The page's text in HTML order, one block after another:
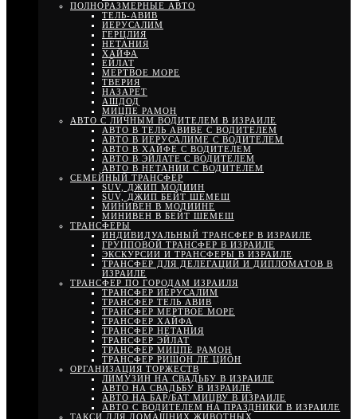
ПОЛНОРАЗМЕРНЫЕ АВТО
ТЕЛЬ-АВИВ
ИЕРУСАЛИМ
ГЕРЦЛИЯ
НЕТАНИЯ
ХАЙФА
ЕЙЛАТ
МЕРТВОЕ МОРЕ
ТВЕРИЯ
НАЗАРЕТ
АШДОД
МИЦПЕ РАМОН
АВТО С ЛИЧНЫМ ВОДИТЕЛЕМ В ИЗРАИЛЕ
АВТО В ТЕЛЬ АВИВЕ С ВОДИТЕЛЕМ
АВТО В ИЕРУСАЛИМЕ С ВОДИТЕЛЕМ
АВТО В ХАЙФЕ С ВОДИТЕЛЕМ
АВТО В ЭЙЛАТЕ С ВОДИТЕЛЕМ
АВТО В НЕТАНИИ С ВОДИТЕЛЕМ
СЕМЕЙНЫЙ ТРАНСФЕР
SUV, ДЖИП МОДИИН
SUV, ДЖИП БЕЙТ ШЕМЕШ
МИНИВЕН В МОДИИНЕ
МИНИВЕН В БЕЙТ ШЕМЕШ
ТРАНСФЕРЫ
ИНДИВИДУАЛЬНЫЙ ТРАНСФЕР В ИЗРАИЛЕ
ГРУППОВОЙ ТРАНСФЕР В ИЗРАИЛЕ
ЭКСКУРСИИ И ТРАНСФЕРЫ В ИЗРАИЛЕ
ТРАНСФЕР ДЛЯ ДЕЛЕГАЦИЙ И ДИПЛОМАТОВ В
ИЗРАИЛЕ
ТРАНСФЕР ПО ГОРОДАМ ИЗРАИЛЯ
ТРАНСФЕР ИЕРУСАЛИМ
ТРАНСФЕР ТЕЛЬ АВИВ
ТРАНСФЕР МЕРТВОЕ МОРЕ
ТРАНСФЕР ХАЙФА
ТРАНСФЕР НЕТАНИЯ
ТРАНСФЕР ЭЙЛАТ
ТРАНСФЕР МИЦПЕ РАМОН
ТРАНСФЕР РИШОН ЛЕ ЦИОН
ОРГАНИЗАЦИЯ ТОРЖЕСТВ
ЛИМУЗИН НА СВАДЬБУ В ИЗРАИЛЕ
АВТО НА СВАДЬБУ В ИЗРАИЛЕ
АВТО НА БАР/БАТ МИЦВУ В ИЗРАИЛЕ
АВТО С ВОДИТЕЛЕМ НА ПРАЗДНИКИ В ИЗРАИЛЕ
ТАКСИ ДЛЯ ДОМАШНИХ ЖИВОТНЫХ